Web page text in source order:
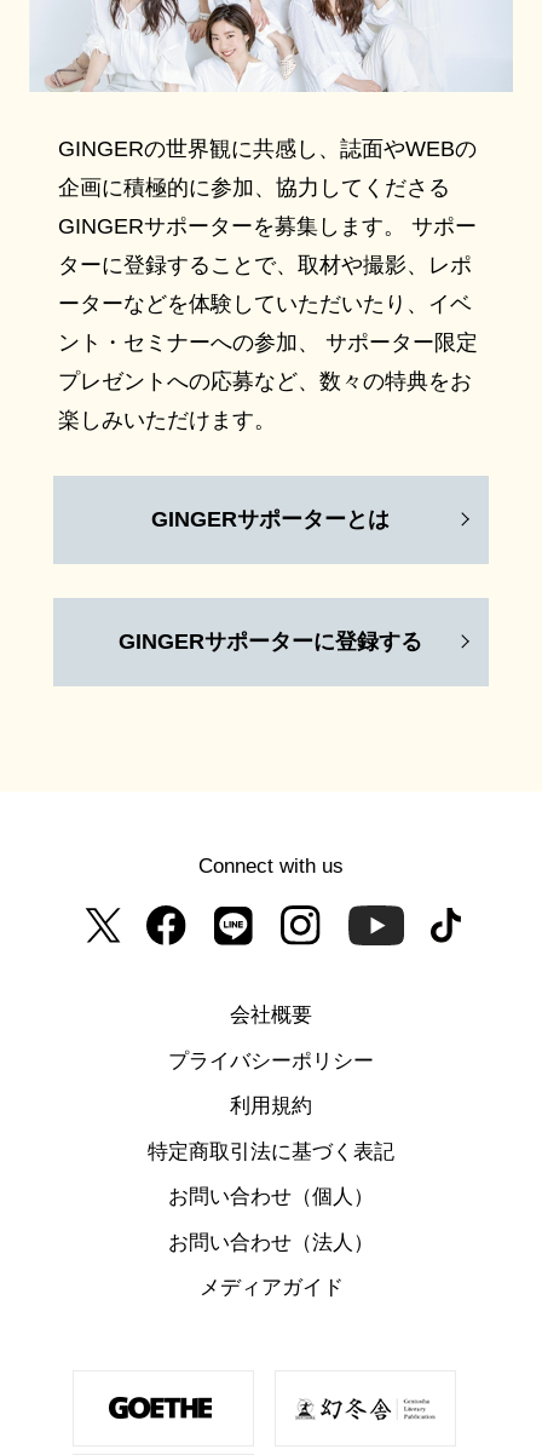
GINGERの世界観に共感し、誌面やWEBの
企画に積極的に参加、協力してくださる
GINGERサポーターを募集します。 サポー
ターに登録することで、取材や撮影、レポ
ーターなどを体験していただいたり、イベ
ント・セミナーへの参加、 サポーター限定
プレゼントへの応募など、数々の特典をお
楽しみいただけます。
GINGERサポーターとは
GINGERサポーターに登録する
Connect with us
会社概要
プライバシーポリシー
利用規約
特定商取引法に基づく表記
お問い合わせ（個人）
お問い合わせ（法人）
メディアガイド